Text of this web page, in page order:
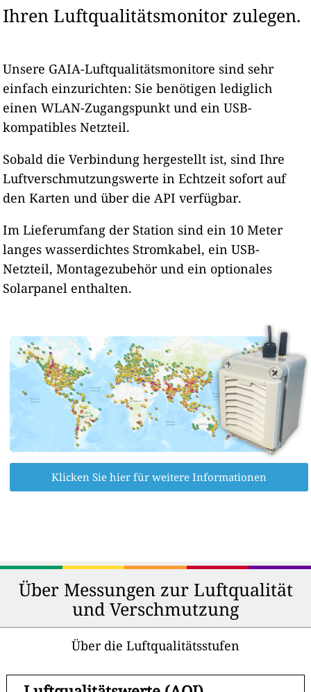
Ihren Luftqualitätsmonitor zulegen.
Unsere GAIA-Luftqualitätsmonitore sind sehr
einfach einzurichten: Sie benötigen lediglich
einen WLAN-Zugangspunkt und ein USB-
kompatibles Netzteil.
Sobald die Verbindung hergestellt ist, sind Ihre
Luftverschmutzungswerte in Echtzeit sofort auf
den Karten und über die API verfügbar.
Im Lieferumfang der Station sind ein 10 Meter
langes wasserdichtes Stromkabel, ein USB-
Netzteil, Montagezubehör und ein optionales
Solarpanel enthalten.
Klicken Sie hier für weitere Informationen
Über Messungen zur Luftqualität
und Verschmutzung
Über die Luftqualitätsstufen